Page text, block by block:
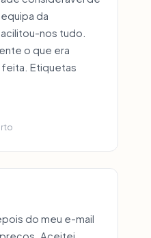
da
nos tudo.
o que era
Etiquetas
do meu e-mail